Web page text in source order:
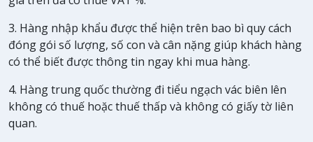
3. Hàng nhập khẩu được thể hiện trên bao bì quy cách
đóng gói số lượng, số con và cân nặng giúp khách hàng
có thể biết được thông tin ngay khi mua hàng.
4. Hàng trung quốc thường đi tiểu ngạch vác biên lên
không có thuế hoặc thuế thấp và không có giấy tờ liên
quan.